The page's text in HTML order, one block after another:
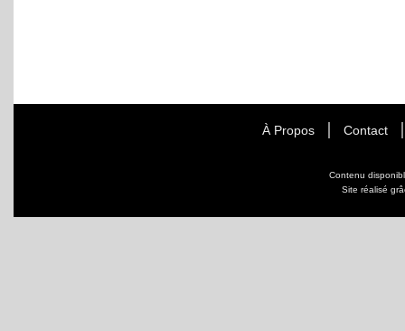
À Propos Contact
Contenu
Site réalisé